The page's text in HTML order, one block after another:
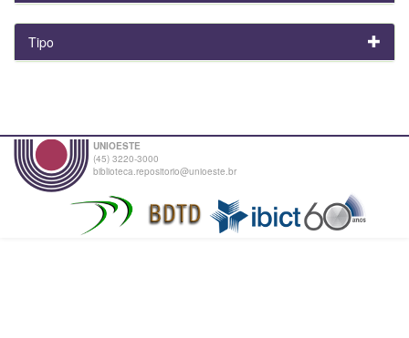
Tipo
UNIOESTE
(45) 3220-3000
biblioteca.repositorio@unioeste.br